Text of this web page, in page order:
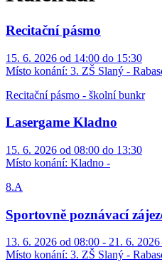
Recitační pásmo
15. 6. 2026 od 14:00 do 15:30
Místo konání: 3. ZŠ Slaný -
Recitační pásmo - školní bunkr
Lasergame Kladno
15. 6. 2026 od 08:00 do 13:30
Místo konání: Kladno -
8.A
Sportovně poznávací
13. 6. 2026 od 08:00 - 21. 6.
Místo konání: 3. ZŠ Slaný -